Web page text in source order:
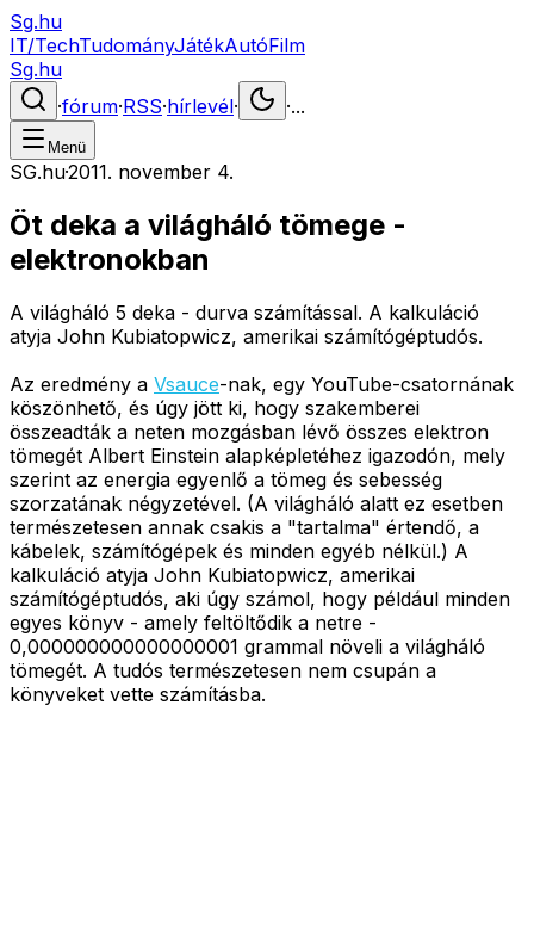
Sg.hu
IT/TechTudományJátékAutóFilm
Sg.hu
·fórum·RSS·hírlevél· ·...
Menü
SG.hu·2011. november 4.
Öt deka a világháló tömege -
elektronokban
A világháló 5 deka - durva számítással. A kalkuláció
atyja John Kubiatopwicz, amerikai számítógéptudós.
Az eredmény a Vsauce-nak, egy YouTube-csatornának
köszönhető, és úgy jött ki, hogy szakemberei
összeadták a neten mozgásban lévő összes elektron
tömegét Albert Einstein alapképletéhez igazodón, mely
szerint az energia egyenlő a tömeg és sebesség
szorzatának négyzetével. (A világháló alatt ez esetben
természetesen annak csakis a "tartalma" értendő, a
kábelek, számítógépek és minden egyéb nélkül.) A
kalkuláció atyja John Kubiatopwicz, amerikai
számítógéptudós, aki úgy számol, hogy például minden
egyes könyv - amely feltöltődik a netre -
0,000000000000000001 grammal növeli a világháló
tömegét. A tudós természetesen nem csupán a
könyveket vette számításba.